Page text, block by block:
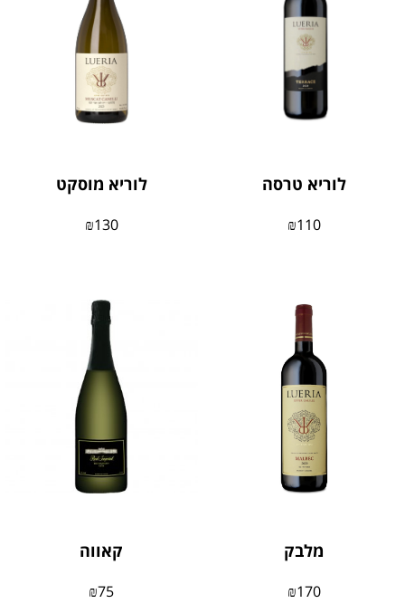
לוריא טרסה
₪110
לוריא מוסקט
₪130
מלבק
₪170
קאווה
₪75